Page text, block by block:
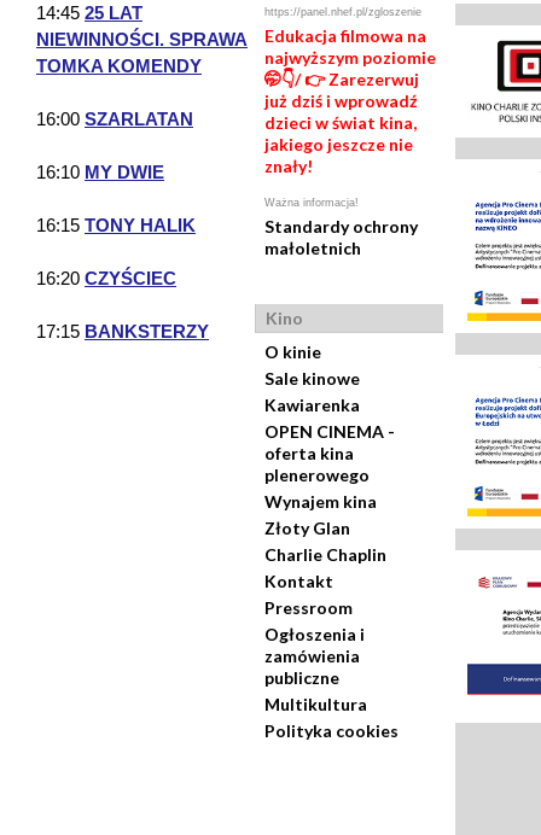
14:45 25 LAT
NIEWINNOŚCI. SPRAWA
TOMKA KOMENDY
16:00 SZARLATAN
16:10 MY DWIE
16:15 TONY HALIK
16:20 CZYŚCIEC
17:15 BANKSTERZY
https://panel.nhef.pl/zgloszenie
Edukacja filmowa na
najwyższym poziomie
🤭👇/ 👉 Zarezerwuj
już dziś i wprowadź
dzieci w świat kina,
jakiego jeszcze nie
znały!
Ważna informacja!
Standardy ochrony
małoletnich
Kino
O kinie
Sale kinowe
Kawiarenka
OPEN CINEMA -
oferta kina
plenerowego
Wynajem kina
Złoty Glan
Charlie Chaplin
Kontakt
Pressroom
Ogłoszenia i
zamówienia
publiczne
Multikultura
Polityka cookies